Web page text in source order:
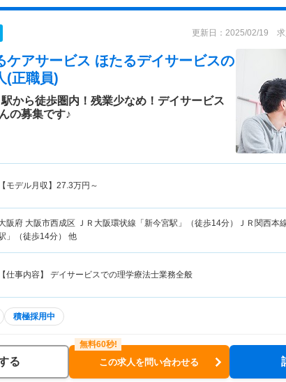
更新日：2025/02/19 求
ケアサービス ほたるデイサービスの
(正職員)
駅から徒歩圏内！残業少なめ！デイサービス
の募集です♪
【モデル月収】 27.3万円～
阪府 大阪市西成区 ＪＲ大阪環状線「新今宮駅」（徒歩14分）ＪＲ関西本
」（徒歩14分） 他
【仕事内容】 デイサービスでの理学療法士業務全般
積極採用中
る この求人を問い合わせる